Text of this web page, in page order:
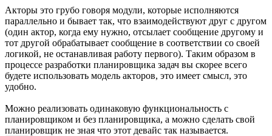
Акторы это грубо говоря модули, которые исполняются
параллельно и бывает так, что взаимодействуют друг с другом
(один актор, когда ему нужно, отсылает сообщение другому и
тот другой обрабатывает сообщение в соответствии со своей
логикой, не останавливая работу первого). Таким образом в
процессе разработки планировщика задач вы скорее всего
будете использовать модель акторов, это имеет смысл, это
удобно.
Можно реализовать одинаковую функциональность с
планировщиком и без планировщика, а можно сделать свой
планировщик не зная что этот девайс так называется.